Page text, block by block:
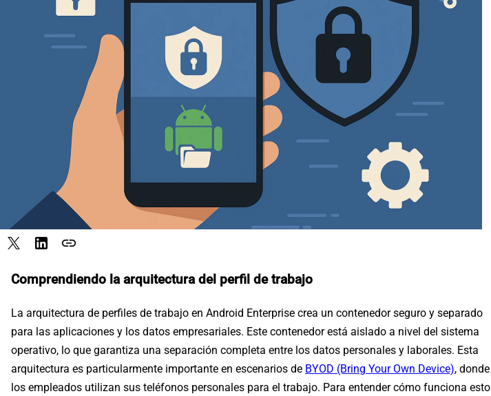
link
Comprendiendo la arquitectura del perfil de trabajo
La arquitectura de perfiles de trabajo en Android Enterprise crea un contenedor seguro y separado
para las aplicaciones y los datos empresariales. Este contenedor está aislado a nivel del sistema
operativo, lo que garantiza una separación completa entre los datos personales y laborales. Esta
arquitectura es particularmente importante en escenarios de BYOD (Bring Your Own Device), donde
los empleados utilizan sus teléfonos personales para el trabajo. Para entender cómo funciona esto